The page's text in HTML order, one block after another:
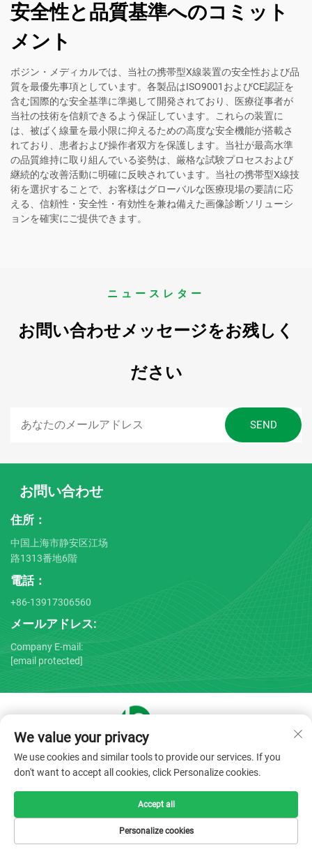
安全性と品質基準へのコミット
メント
ボジン・メディカルでは、当社の携帯型X線装置の安全性および品
質を最優先事項としています。各製品はISO9001およびCE認証を
含む国際的な安全基準に準拠して開発されており、医療従事者が
当社の技術を信頼できるよう保証しています。これらの装置に
は、被ばく線量を最小限に抑えるための高度な安全機能が搭載さ
れており、患者および操作者双方を保護します。当社が最高水準
の品質維持に取り組んでいる姿勢は、厳格な試験プロセスおよび
継続的な改善活動に明確に反映されています。当社の携帯型X線技
術を選択することで、お客様はグローバルな医療現場の要請に応
える、信頼性・安全性・有効性を兼ね備えた画像診断ソリューシ
ョンを確実にご提供できます。
ニュースレター
お問い合わせメッセージをお残しく
ださい
お問い合わせ
住所：
中国上海市静安区江场
路1313番地6階
電話：
+86-13917306560
メールアドレス:
Company E-mail:
[email protected]
Copyright © 2025 by Shanghai Bojin Medical Instrument Co.,
Ltd. - プライバシーポリシー
We value your privacy
We use cookies and similar tools to provide our services. If you
don't want to accept all cookies, click Personalize cookies.
Personalize cookies
Accept all